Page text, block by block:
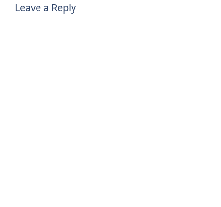
Leave a Reply